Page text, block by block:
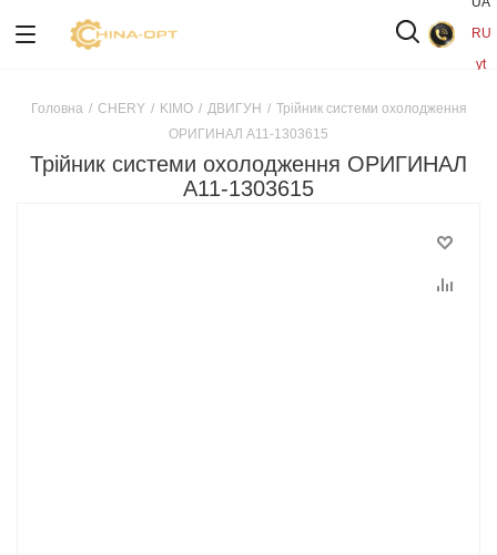
RU
yt
Головна / CHERY / KIMO / ДВИГУН / Трійник системи охолодження
ОРИГИНАЛ A11-1303615
Трійник системи охолодження ОРИГИНАЛ
A11-1303615